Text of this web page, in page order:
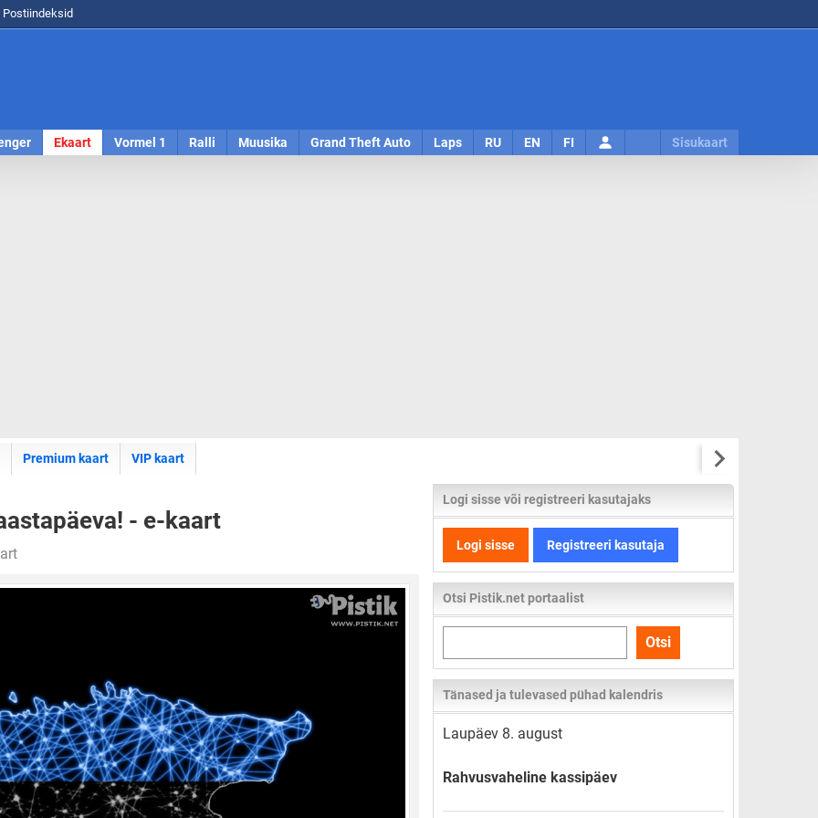
Postiindeksid
Ekaart Vormel 1 Ralli Muusika Grand Theft Auto Laps RU EN FI Sisukaart
Premium kaart VIP kaart
- e-kaart
Logi sisse või registreeri kasutajaks
Logi sisse Registreeri kasutaja
Otsi Pistik.net portaalist
kogu
lehelt
Otsi
Tänased ja tulevased pühad kalendris
Laupäev 8. august
Rahvusvaheline kassipäev